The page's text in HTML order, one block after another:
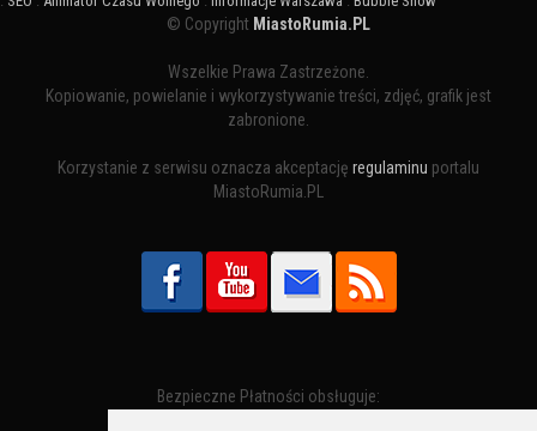
© Copyright MiastoRumia.PL
Wszelkie Prawa Zastrzeżone.
Kopiowanie, powielanie i wykorzystywanie treści, zdjęć, grafik jest
zabronione.
Korzystanie z serwisu oznacza akceptację regulaminu portalu
MiastoRumia.PL
Bezpieczne Płatności obsługuje: